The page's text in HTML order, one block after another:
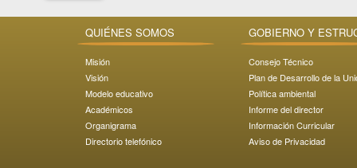
QUIÉNES SOMOS
Misión
Visión
Modelo educativo
Académicos
Organigrama
Directorio telefónico
GOBIERNO Y
Consejo Técnico
Plan de Desarrollo de la
Política ambiental
Informe del director
Información Curricular
Aviso de Privacidad